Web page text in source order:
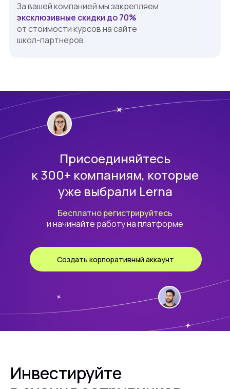
За вашей компанией мы закрепляем
эксклюзивные скидки до 70%
от стоимости курсов на сайте школ-
партнеров.
За вашей компанией мы закрепляем
эксклюзивные скидки до 70%
от стоимости курсов на сайте
школ-партнеров.
Присоединяйтесь
к 300+ компаниям, которые
уже выбрали Lerna
Бесплатно регистрируйтесь
и начинайте работу на платформе
Создать корпоративный аккаунт
Инвестируйте
мини-курсов
Skillbox